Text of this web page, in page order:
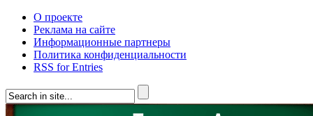
О проекте
Реклама на сайте
Информационные партнеры
Политика конфиденциальности
RSS for Entries